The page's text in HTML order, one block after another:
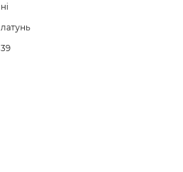
ні
латунь
39